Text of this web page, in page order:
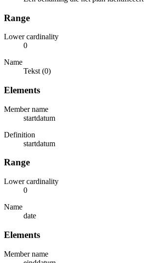
Range
Lower cardinality
0
Name
Tekst (0)
Elements
Member name
startdatum
Definition
startdatum
Range
Lower cardinality
0
Name
date
Elements
Member name